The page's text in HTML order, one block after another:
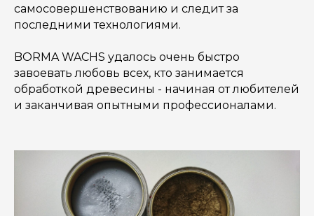
самосовершенствованию и следит за
последними технологиями.
BORMA WACHS удалось очень быстро
завоевать любовь всех, кто занимается
обработкой древесины - начиная от любителей
и заканчивая опытными профессионалами.